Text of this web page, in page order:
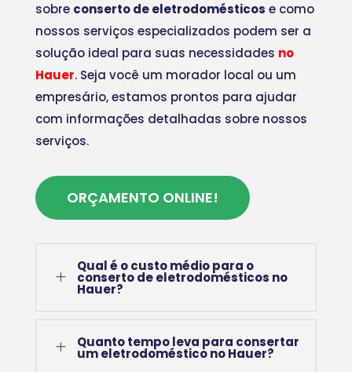
sobre conserto de eletrodomésticos e como
nossos serviços especializados podem ser a
solução ideal para suas necessidades no
Hauer. Seja você um morador local ou um
empresário, estamos prontos para ajudar
com informações detalhadas sobre nossos
serviços.
ORÇAMENTO ONLINE!
L
Qual é o custo médio para o
conserto de eletrodomésticos no
Hauer?
L Quanto tempo leva para consertar
um eletrodoméstico no Hauer?